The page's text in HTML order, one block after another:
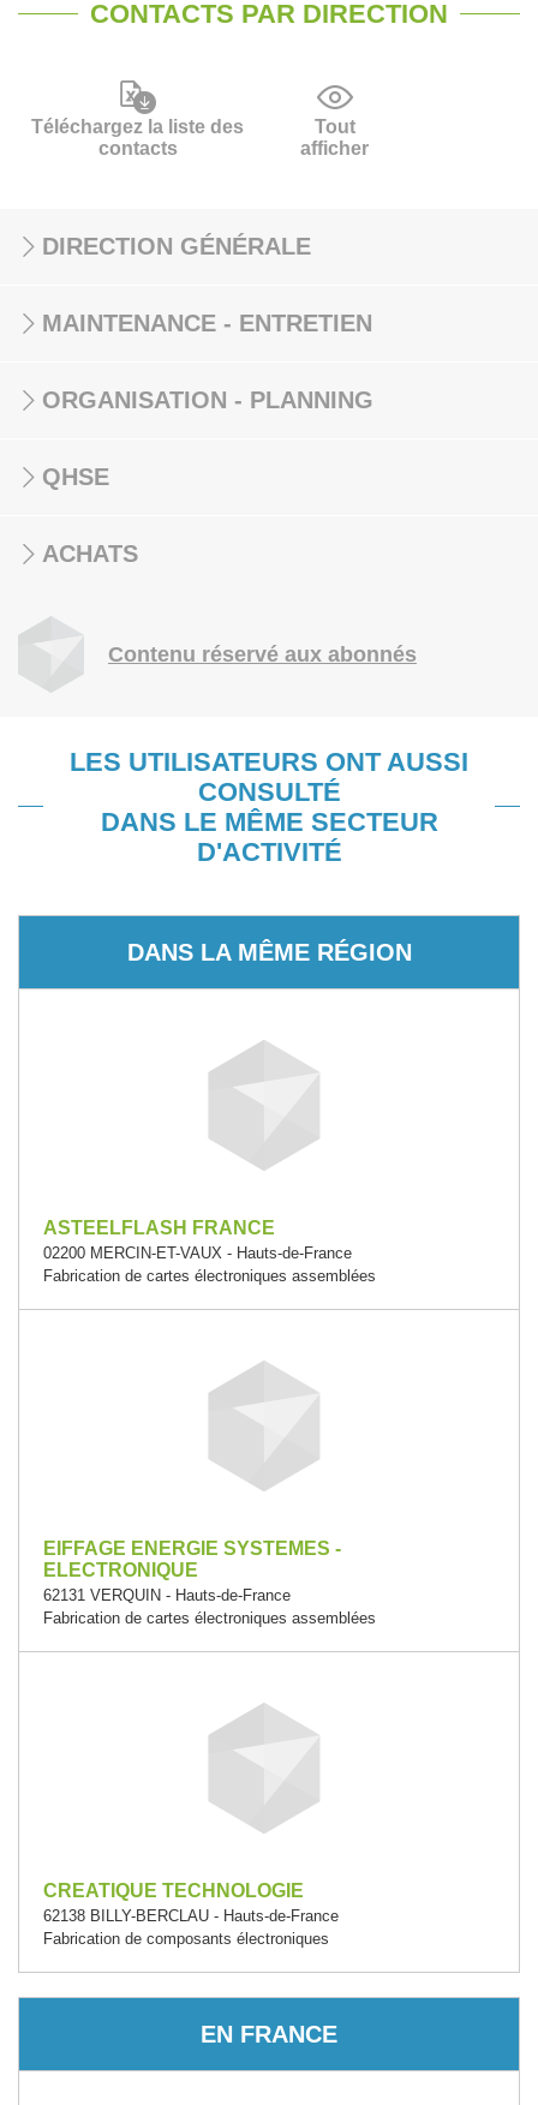
CONTACTS PAR DIRECTION
Téléchargez la liste des
contacts
Tout
afficher
DIRECTION GÉNÉRALE
MAINTENANCE - ENTRETIEN
ORGANISATION - PLANNING
QHSE
ACHATS
Contenu réservé aux abonnés
LES UTILISATEURS ONT AUSSI
CONSULTÉ
DANS LE MÊME SECTEUR
D'ACTIVITÉ
DANS LA MÊME RÉGION
ASTEELFLASH FRANCE
02200 MERCIN-ET-VAUX - Hauts-de-France
Fabrication de cartes électroniques assemblées
EIFFAGE ENERGIE SYSTEMES -
ELECTRONIQUE
62131 VERQUIN - Hauts-de-France
Fabrication de cartes électroniques assemblées
CREATIQUE TECHNOLOGIE
62138 BILLY-BERCLAU - Hauts-de-France
Fabrication de composants électroniques
EN FRANCE